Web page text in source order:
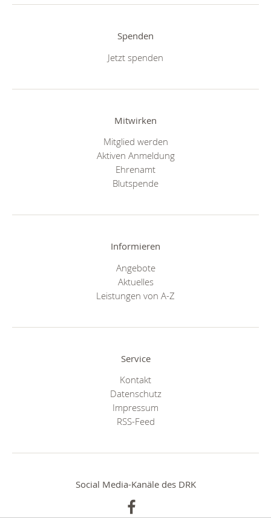
Spenden
Jetzt spenden
Mitwirken
Mitglied werden
Aktiven Anmeldung
Ehrenamt
Blutspende
Informieren
Angebote
Aktuelles
Leistungen von A-Z
Service
Kontakt
Datenschutz
Impressum
RSS-Feed
Social Media-Kanäle des DRK